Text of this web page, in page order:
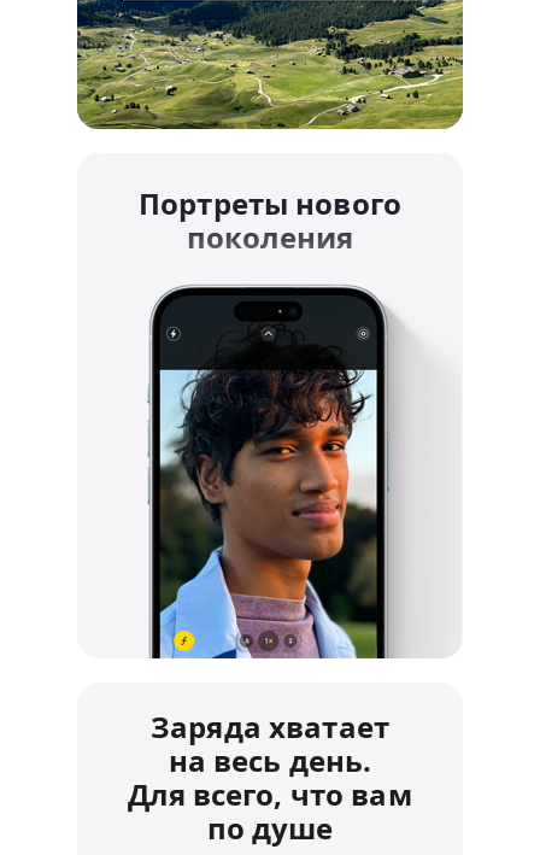
Портреты нового
поколения
Заряда хватает
на весь день.
Для всего, что вам
по душе